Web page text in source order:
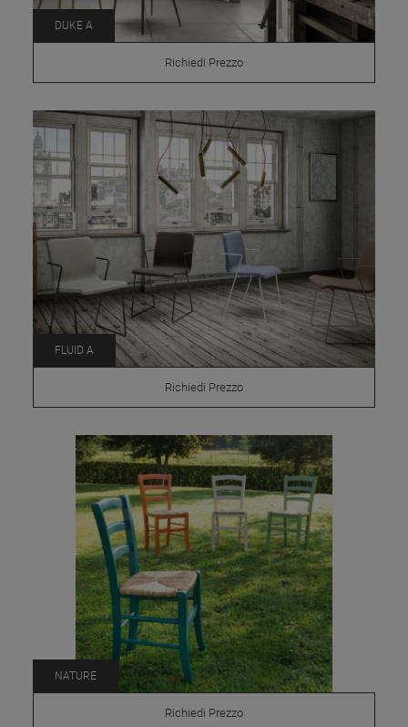
DUKE A
Richiedi Prezzo
FLUID A
Richiedi Prezzo
NATURE
Richiedi Prezzo